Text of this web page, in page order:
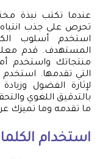
عندما تكتب نبذة
تحرص على جذب انتباه
استخدم أسلوب
المستهدف. قدم
منتجاتك واستخدم
التي تقدمها. استخدم
لإثارة الفضول
بالتدقيق اللغوي
ما تقدمه وما تميزك عن
استخدام